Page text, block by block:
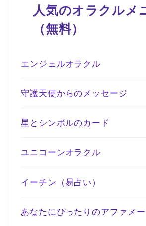
人気のオラクルメ
（無料）
エンジェルオラクル
守護天使からのメッセージ
星とシンボルのカード
ユニコーンオラクル
イーチン（易占い）
あなたにぴったりのアファメ